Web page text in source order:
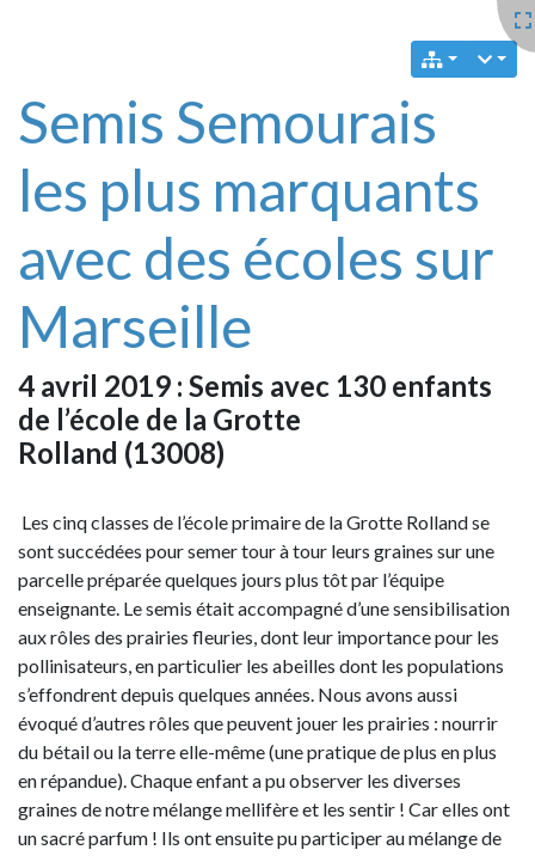
Semis Semourais
les plus marquants
avec des écoles sur
Marseille
4 avril 2019 : Semis avec 130 enfants
de l’école de la Grotte
Rolland (13008)
Les cinq classes de l’école primaire de la Grotte Rolland se
sont succédées pour semer tour à tour leurs graines sur une
parcelle préparée quelques jours plus tôt par l’équipe
enseignante. Le semis était accompagné d’une sensibilisation
aux rôles des prairies fleuries, dont leur importance pour les
pollinisateurs, en particulier les abeilles dont les populations
s’effondrent depuis quelques années. Nous avons aussi
évoqué d’autres rôles que peuvent jouer les prairies : nourrir
du bétail ou la terre elle-même (une pratique de plus en plus
en répandue). Chaque enfant a pu observer les diverses
graines de notre mélange mellifère et les sentir ! Car elles ont
un sacré parfum ! Ils ont ensuite pu participer au mélange de